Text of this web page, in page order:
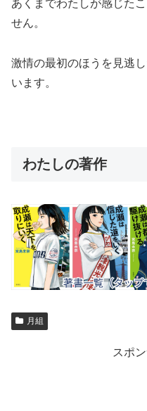
あくまでわたしが感じた
せん。
激情の最初のほうを見逃
います。
わたしの著作
月組
スポ